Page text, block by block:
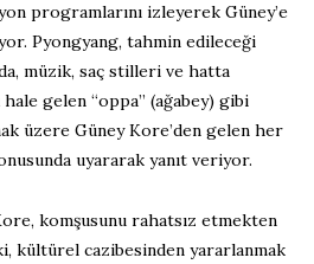
programlarını izleyerek Güney’e
Pyongyang, tahmin edileceği
müzik, saç stilleri ve hatta
gelen “oppa” (ağabey) gibi
üzere Güney Kore’den gelen her
uyararak yanıt veriyor.
komşusunu rahatsız etmekten
kültürel cazibesinden yararlanmak